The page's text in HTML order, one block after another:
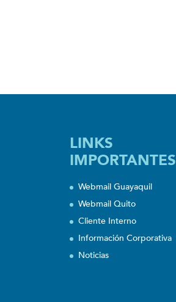
LINKS
IMPORTANTES
Webmail Guayaquil
Webmail Quito
Cliente Interno
Información Corporativa
Noticias